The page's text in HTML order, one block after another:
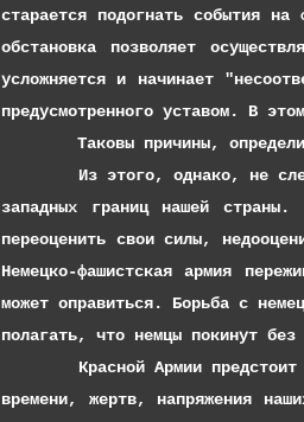
старается подогнать события
обстановка позволяет
усложняется и начинает
предусмотренного уставом. В
Таковы причины,
Из этого, однако, не следует,
западных границ нашей
переоценить свои силы,
Немецко-фашистская армия
может оправиться. Борьба с
полагать, что немцы покинут
Красной Армии предстоит
времени, жертв, напряжения